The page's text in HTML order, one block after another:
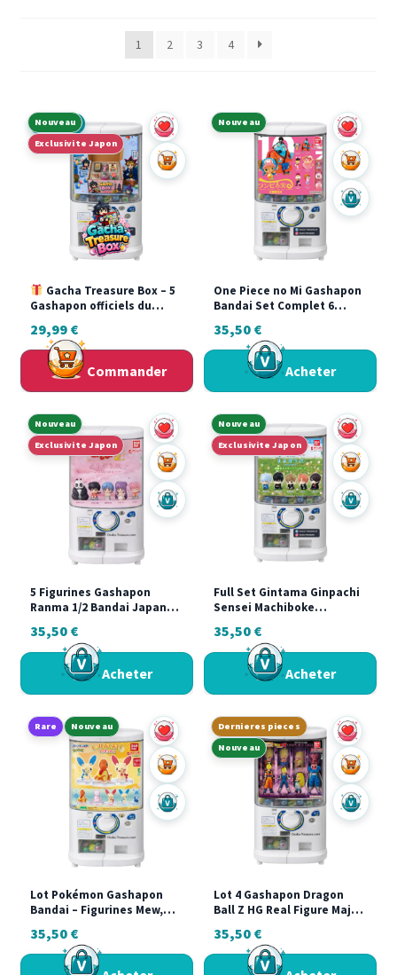
récent
1 2 3 4
Nouveau
Exclusivite Japon
À La Une
Ajouter au panier
Gacha Treasure Box – 5
Gashapon officiels du
29,99 €
Commander
Nouveau
Ajouter
Acheter
One Piece no Mi Gashapon
Bandai Set Complet 6
35,50 €
Acheter
Nouveau
Exclusivite Japon
Ajouter au panier
Acheter sur Vinted
5 Figurines Gashapon
Ranma 1/2 Bandai Japan
35,50 €
Acheter
Nouveau
Exclusivite Japon
Ajouter
Acheter
Full Set Gintama Ginpachi
Sensei Machiboke
Complete Rare
35,50 €
Acheter
Rare Nouveau
Ajouter au panier
Acheter sur Vinted
Lot Pokémon Gashapon
Bandai – Figurines Mew,
Givrali
35,50 €
Dernieres pieces
Nouveau
Ajouter
Acheter
Lot 4 Gashapon Dragon
Ball Z HG Real Figure Majin
35,50 €